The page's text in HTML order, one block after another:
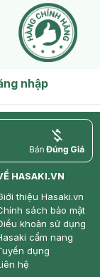
nhập
price
HASAKI.VN
thiệu Hasaki.vn
sách bảo mật
khoản sử dụng
cẩm nang
dụng
hệ